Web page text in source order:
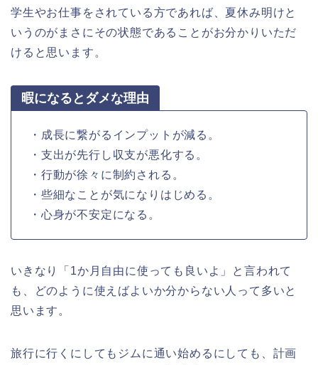
学生やお仕事をされている方であれば、夏休み明けと
いうのがまさにその状態であることがお分かりいただ
けると思います。
暇になるとダメな理由
・成長に繋がるインプットが減る。
・支出が先行し収支が悪化する。
・行動が徐々に制約される。
・些細なことが気になりはじめる。
・心身が不安定になる。
いきなり「1か月自由に使っても良いよ」と言われて
も、どのように使えばよいか分からない人って多いと
思います。
旅行に行くにしてもジムに通い始めるにしても、計画